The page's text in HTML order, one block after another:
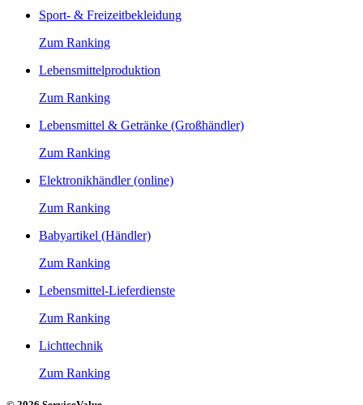
Sport- & Freizeitbekleidung
Zum Ranking
Lebensmittelproduktion
Zum Ranking
Lebensmittel & Getränke (Großhändler)
Zum Ranking
Elektronikhändler (online)
Zum Ranking
Babyartikel (Händler)
Zum Ranking
Lebensmittel-Lieferdienste
Zum Ranking
Lichttechnik
Zum Ranking